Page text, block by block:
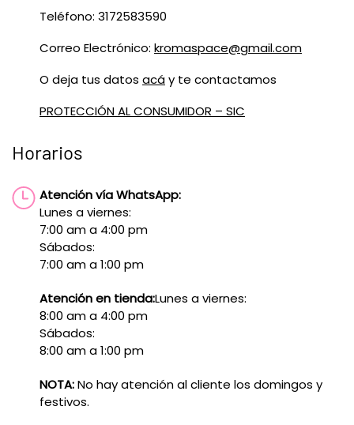
Teléfono: 3172583590
Correo Electrónico: kromaspace@gmail.com
O deja tus datos acáy te contactamos
PROTECCIÓN AL CONSUMIDOR – SIC
Horarios
Atención vía WhatsApp:
Lunes a viernes:
7:00 am a 4:00 pm
Sábados:
7:00 am a 1:00 pm
Atención en tienda:Lunes a viernes:
8:00 am a 4:00 pm
Sábados:
8:00 am a 1:00 pm
NOTA:No hay atención al cliente los domingos y
festivos.